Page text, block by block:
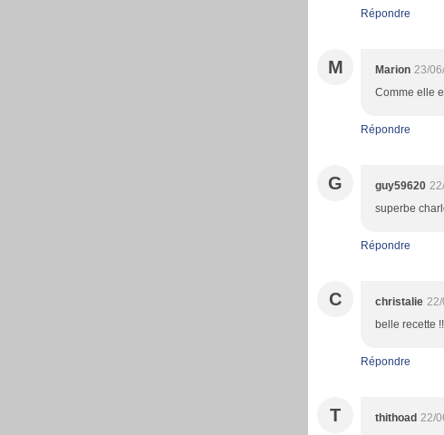
Répondre
M Marion 23/
Comme elle
Répondre
G guy59620
superbe
Répondre
C christalie
belle recette
Répondre
T thithoad 22/